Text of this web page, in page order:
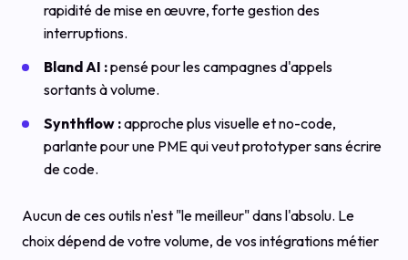
rapidité de mise en œuvre, forte gestion des
interruptions.
Bland AI :pensé pour les campagnes d'appels
sortants à volume.
Synthflow :approche plus visuelle et no-code,
parlante pour une PME qui veut prototyper sans écrire
de code.
Aucun de ces outils n'est "le meilleur" dans l'absolu. Le
choix dépend de votre volume, de vos intégrations métier